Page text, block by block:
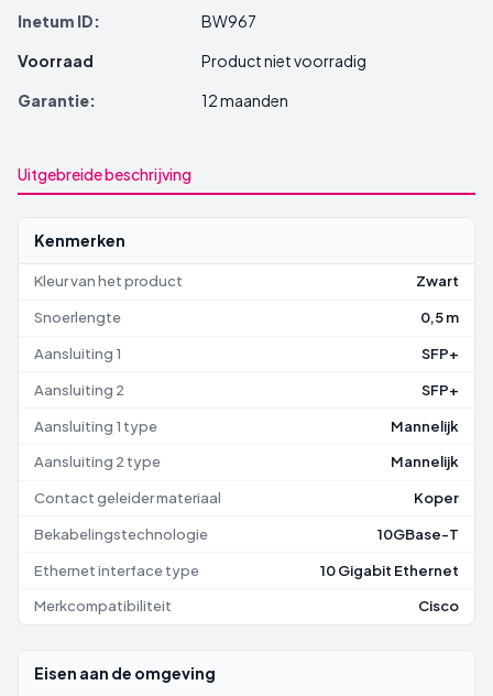
Inetum ID:
BW967
Voorraad
Product niet voorradig
Garantie:
12 maanden
Uitgebreide beschrijving
Kenmerken
Kleur van het product Zwart
Snoerlengte 0,5 m
Aansluiting 1 SFP+
Aansluiting 2 SFP+
Aansluiting 1 type Mannelijk
Aansluiting 2 type Mannelijk
Contact geleider materiaal Koper
Bekabelingstechnologie 10GBase-T
Ethernet interface type 10 Gigabit Ethernet
Merkcompatibiliteit Cisco
Eisen aan de omgeving